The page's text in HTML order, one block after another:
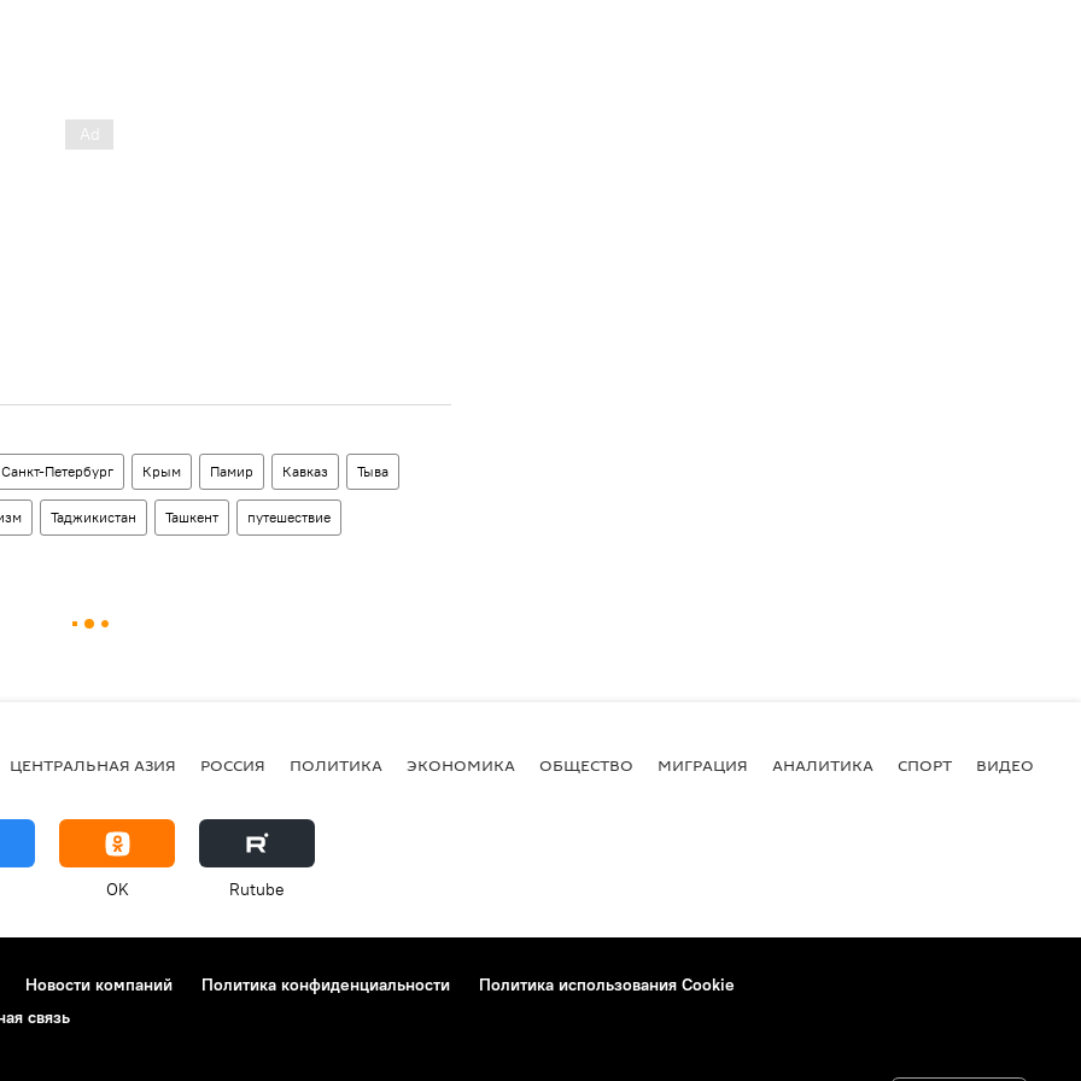
Санкт-Петербург Крым Памир Кавказ Тыва
Таджикистан Ташкент путешествие
ЦЕНТРАЛЬНАЯ АЗИЯ РОССИЯ ПОЛИТИКА ЭКОНОМИКА ОБЩЕСТВО МИГРАЦИЯ АНАЛИТИКА СПОРТ ВИДЕО
OK Rutube
Новости компаний Политика конфиденциальности
Политика использования Cookie
связь